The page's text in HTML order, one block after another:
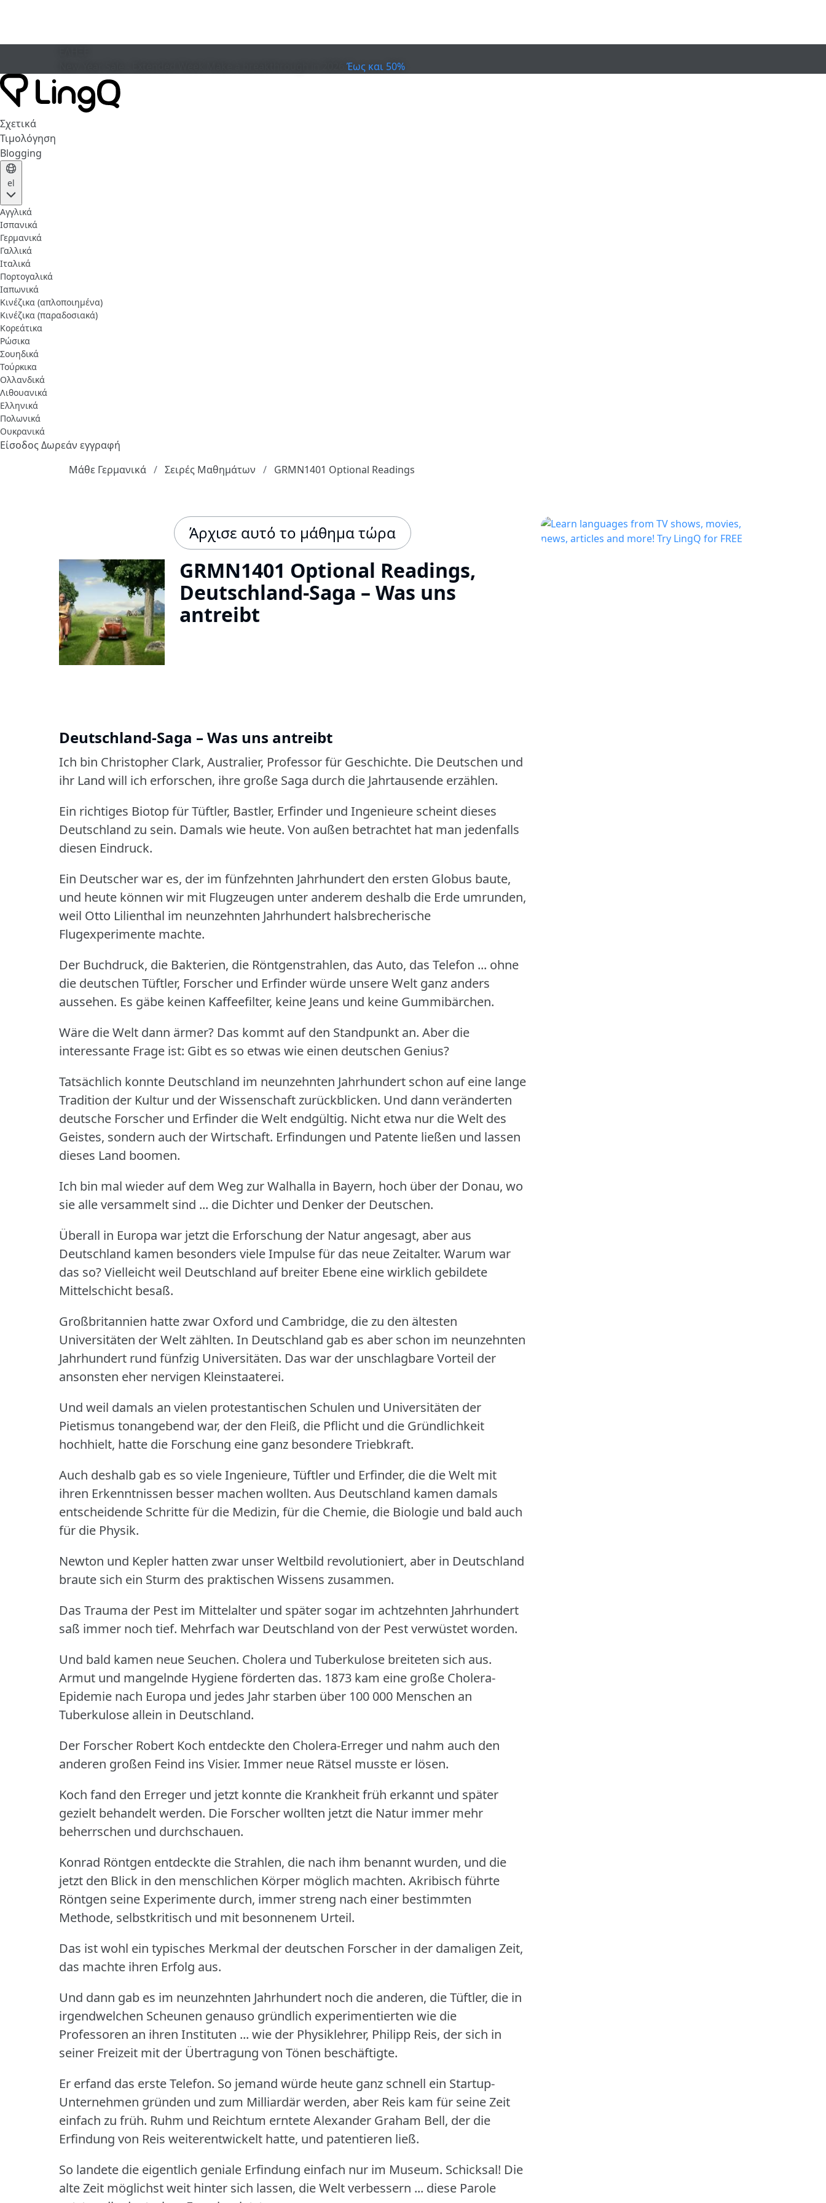
Έως και 50%
Σχετικά
Τιμολόγηση
Blogging
el
Αγγλικά
Ισπανικά
Γερμανικά
Γαλλικά
Ιταλικά
Πορτογαλικά
Ιαπωνικά
Κινέζικα (απλοποιημένα)
Κινέζικα (παραδοσιακά)
Κορεάτικα
Ρώσικα
Σουηδικά
Τούρκικα
Ολλανδικά
Λιθουανικά
Ελληνικά
Πολωνικά
Ουκρανικά
ΕίσοδοςΔωρεάν εγγραφή
Μάθε Γερμανικά
Σειρές Μαθημάτων GRMN1401 Optional Readings
Άρχισε αυτό το μάθημα τώρα
GRMN1401 Optional Readings,
Deutschland-Saga – Was uns
antreibt
Deutschland-Saga – Was uns antreibt
Ich bin Christopher Clark, Australier, Professor für Geschichte. Die Deutschen und
ihr Land will ich erforschen, ihre große Saga durch die Jahrtausende erzählen.
Ein richtiges Biotop für Tüftler, Bastler, Erfinder und Ingenieure scheint dieses
Deutschland zu sein. Damals wie heute. Von außen betrachtet hat man jedenfalls
diesen Eindruck.
Ein Deutscher war es, der im fünfzehnten Jahrhundert den ersten Globus baute,
und heute können wir mit Flugzeugen unter anderem deshalb die Erde umrunden,
weil Otto Lilienthal im neunzehnten Jahrhundert halsbrecherische
Flugexperimente machte.
Der Buchdruck, die Bakterien, die Röntgenstrahlen, das Auto, das Telefon ... ohne
die deutschen Tüftler, Forscher und Erfinder würde unsere Welt ganz anders
aussehen. Es gäbe keinen Kaffeefilter, keine Jeans und keine Gummibärchen.
Wäre die Welt dann ärmer? Das kommt auf den Standpunkt an. Aber die
interessante Frage ist: Gibt es so etwas wie einen deutschen Genius?
Tatsächlich konnte Deutschland im neunzehnten Jahrhundert schon auf eine lange
Tradition der Kultur und der Wissenschaft zurückblicken. Und dann veränderten
deutsche Forscher und Erfinder die Welt endgültig. Nicht etwa nur die Welt des
Geistes, sondern auch der Wirtschaft. Erfindungen und Patente ließen und lassen
dieses Land boomen.
Ich bin mal wieder auf dem Weg zur Walhalla in Bayern, hoch über der Donau, wo
sie alle versammelt sind ... die Dichter und Denker der Deutschen.
Überall in Europa war jetzt die Erforschung der Natur angesagt, aber aus
Deutschland kamen besonders viele Impulse für das neue Zeitalter. Warum war
das so?Vielleicht weil Deutschland auf breiter Ebene eine wirklich gebildete
Mittelschicht besaß.
Großbritannien hatte zwar Oxford und Cambridge, die zu den ältesten
Universitäten der Welt zählten. In Deutschland gab es aber schon im neunzehnten
Jahrhundert rund fünfzig Universitäten. Das war der unschlagbare Vorteil der
ansonsten eher nervigen Kleinstaaterei.
Und weil damals an vielen protestantischen Schulen und Universitäten der
Pietismus tonangebend war, der den Fleiß, die Pflicht und die Gründlichkeit
hochhielt, hatte die Forschung eine ganz besondere Triebkraft.
Auch deshalb gab es so viele Ingenieure, Tüftler und Erfinder, die die Welt mit
ihren Erkenntnissen besser machen wollten. Aus Deutschland kamen damals
entscheidende Schritte für die Medizin, für die Chemie, die Biologie und bald auch
für die Physik.
Newton und Kepler hatten zwar unser Weltbild revolutioniert, aber in Deutschland
braute sich ein Sturm des praktischen Wissens zusammen.
Das Trauma der Pest im Mittelalter und später sogar im achtzehnten Jahrhundert
saß immer noch tief. Mehrfach war Deutschland von der Pest verwüstet worden.
Und bald kamen neue Seuchen. Cholera und Tuberkulose breiteten sich aus.
Armut und mangelnde Hygiene förderten das. 1873 kam eine große Cholera-
Epidemie nach Europa und jedes Jahr starben über 100 000 Menschen an
Tuberkulose allein in Deutschland.
Der Forscher Robert Koch entdeckte den Cholera-Erreger und nahm auch den
anderen großen Feind ins Visier. Immer neue Rätsel musste er lösen.
Koch fand den Erreger und jetzt konnte die Krankheit früh erkannt und später
gezielt behandelt werden. Die Forscher wollten jetzt die Natur immer mehr
beherrschen und durchschauen.
Konrad Röntgen entdeckte die Strahlen, die nach ihm benannt wurden, und die
jetzt den Blick in den menschlichen Körper möglich machten. Akribisch führte
Röntgen seine Experimente durch, immer streng nach einer bestimmten
Methode, selbstkritisch und mit besonnenem Urteil.
Das ist wohl ein typisches Merkmal der deutschen Forscher in der damaligen Zeit,
das machte ihren Erfolg aus.
Und dann gab es im neunzehnten Jahrhundert noch die anderen, die Tüftler, die in
irgendwelchen Scheunen genauso gründlich experimentierten wie die
Professoren an ihren Instituten ... wie der Physiklehrer, Philipp Reis, der sich in
seiner Freizeit mit der Übertragung von Tönen beschäftigte.
Er erfand das erste Telefon. So jemand würde heute ganz schnell ein Startup-
Unternehmen gründen und zum Milliardär werden, aber Reis kam für seine Zeit
einfach zu früh. Ruhm und Reichtum erntete Alexander Graham Bell, der die
Erfindung von Reis weiterentwickelt hatte, und patentieren ließ.
So landete die eigentlich geniale Erfindung einfach nur im Museum. Schicksal! Die
alte Zeit möglichst weit hinter sich lassen, die Welt verbessern ... diese Parole